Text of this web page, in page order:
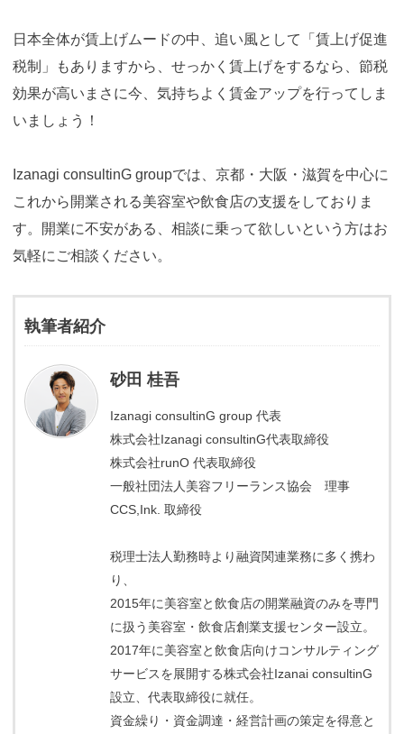
日本全体が賃上げムードの中、追い風として「賃上げ促進
税制」もありますから、せっかく賃上げをするなら、節税
効果が高いまさに今、気持ちよく賃金アップを行ってしま
いましょう！
Izanagi consultinG groupでは、京都・大阪・滋賀を中心に
これから開業される美容室や飲食店の支援をしておりま
す。開業に不安がある、相談に乗って欲しいという方はお
気軽にご相談ください。
執筆者紹介
砂田 桂吾
Izanagi consultinG group 代表
株式会社Izanagi consultinG代表取締役
株式会社runO 代表取締役
一般社団法人美容フリーランス協会 理事
CCS,Ink. 取締役
税理士法人勤務時より融資関連業務に多く携わ
り、
2015年に美容室と飲食店の開業融資のみを専門
に扱う美容室・飲食店創業支援センター設立。
2017年に美容室と飲食店向けコンサルティング
サービスを展開する株式会社Izanai consultinG
設立、代表取締役に就任。
資金繰り・資金調達・経営計画の策定を得意と